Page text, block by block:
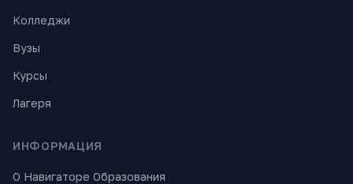
Колледжи
Вузы
Курсы
Лагеря
ИНФОРМАЦИЯ
О Навигаторе Образования